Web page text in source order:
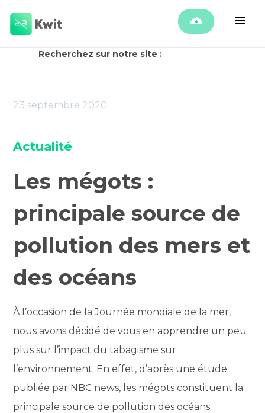
Recherchez sur notre site :
23 septembre 2020
Actualité
Les mégots :
principale source de
pollution des mers et
des océans
À l’occasion de la Journée mondiale de la mer,
nous avons décidé de vous en apprendre un peu
plus sur l’impact du tabagisme sur
l’environnement. En effet, d’après une étude
publiée par NBC news, les mégots constituent la
principale source de pollution des océans.